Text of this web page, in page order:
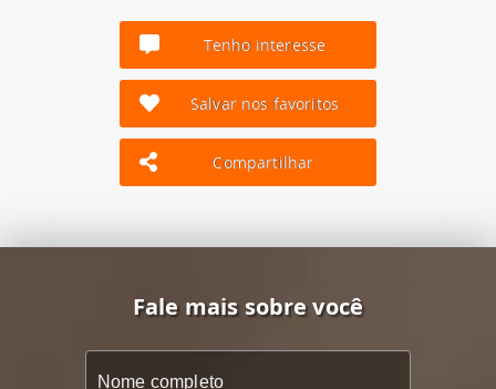
Tenho interesse
Salvar nos favoritos
Compartilhar
Fale mais sobre você